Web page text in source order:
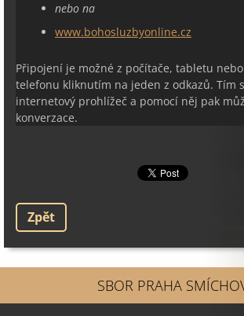
nebo na
www.bohosluzbyonline.cz
Připojení je možné z počítače, tabletu
telefonu kliknutím na jeden z odkazů. Tím
internetový prohlížeč a pomocí něj pak
konverzace.
Zpět
SBOR PRAHA